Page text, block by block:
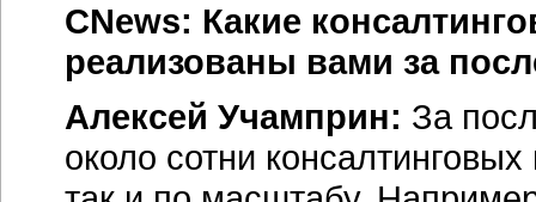
CNews: Какие
реализованы вами за
Алексей Учамприн: За
около сотни